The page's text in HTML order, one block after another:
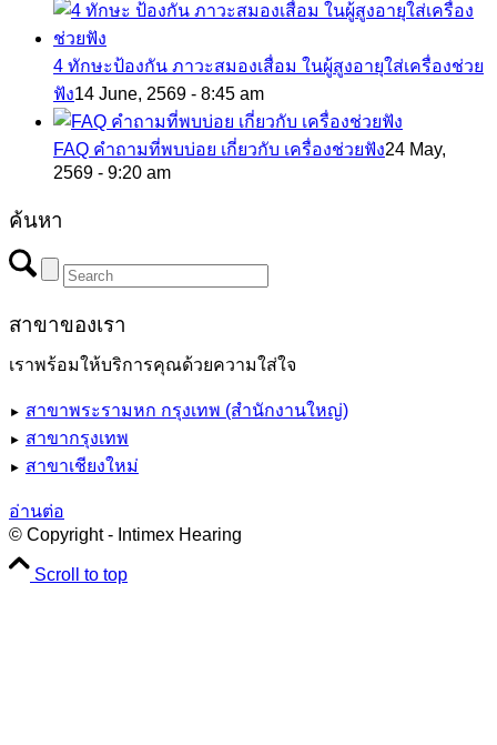
4 ทักษะป้องกัน ภาวะสมองเสื่อม ในผู้สูงอายุใส่เครื่องช่วย
ฟัง14 June, 2569 - 8:45 am
FAQ คำถามที่พบบ่อย เกี่ยวกับ เครื่องช่วยฟัง24 May,
2569 - 9:20 am
ค้นหา
สาขาของเรา
เราพร้อมให้บริการคุณด้วยความใส่ใจ
► สาขาพระรามหก กรุงเทพ (สำนักงานใหญ่)
► สาขากรุงเทพ
► สาขาเชียงใหม่
อ่านต่อ
© Copyright - Intimex Hearing
Scroll to top